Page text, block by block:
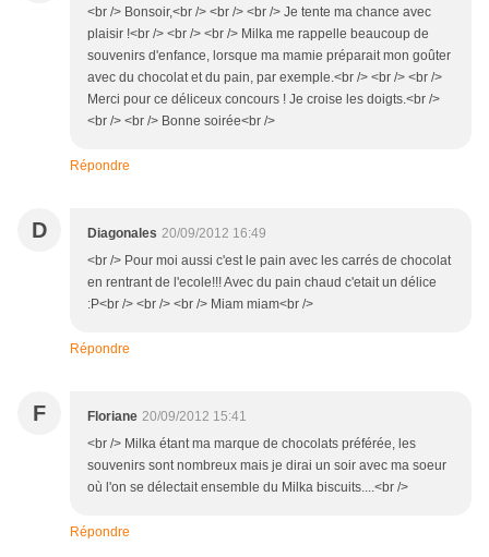
<br /> Bonsoir,<br /> <br /> <br /> Je tente ma chance avec
plaisir !<br /> <br /> <br /> Milka me rappelle beaucoup de
souvenirs d'enfance, lorsque ma mamie préparait mon goûter
avec du chocolat et du pain, par exemple.<br /> <br /> <br />
Merci pour ce déliceux concours ! Je croise les doigts.<br />
<br /> <br /> Bonne soirée<br />
Répondre
D Diagonales 20/09/2012 16:49
<br /> Pour moi aussi c'est le pain avec les carrés de chocolat
en rentrant de l'ecole!!! Avec du pain chaud c'etait un délice
:P<br /> <br /> <br /> Miam miam<br />
Répondre
F Floriane 20/09/2012 15:41
<br /> Milka étant ma marque de chocolats préférée, les
souvenirs sont nombreux mais je dirai un soir avec ma soeur
où l'on se délectait ensemble du Milka biscuits....<br />
Répondre